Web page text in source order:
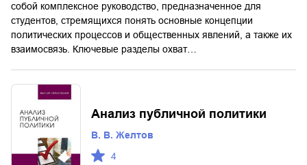
собой комплексное руководство, предназначенное для
студентов, стремящихся понять основные концепции
политических процессов и общественных явлений, а также их
взаимосвязь. Ключевые разделы охват…
Анализ публичной политики
В. В. Желтов
4